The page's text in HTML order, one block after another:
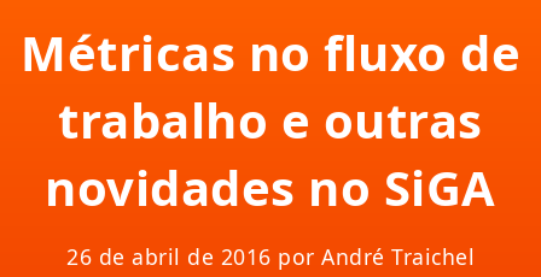
Métricas no fluxo de
trabalho e outras
novidades no SiGA
26 de abril de 2016 por André Traichel